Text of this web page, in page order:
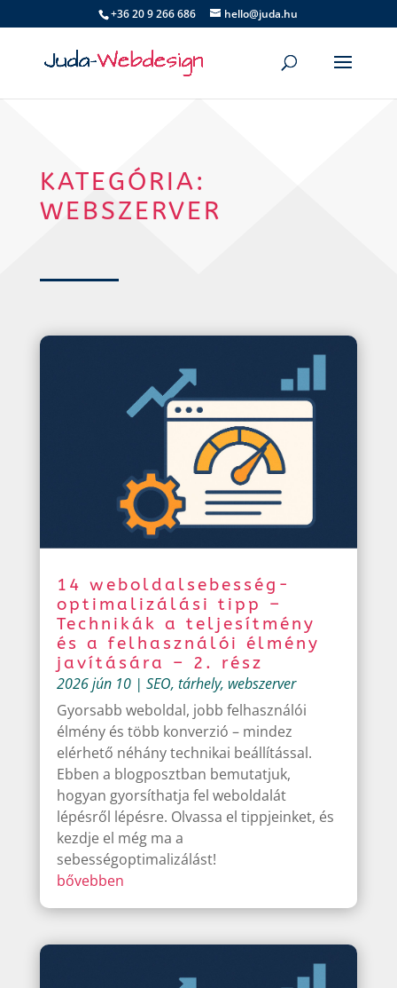
+36 20 9 266 686 hello@juda.hu
KATEGÓRIA:
WEBSZERVER
14 weboldalsebesség-
optimalizálási tipp –
Technikák a teljesítmény
és a felhasználói élmény
javítására – 2. rész
2026 jún 10| SEO, tárhely, webszerver
Gyorsabb weboldal, jobb felhasználói
élmény és több konverzió – mindez
elérhető néhány technikai beállítással.
Ebben a blogposztban bemutatjuk,
hogyan gyorsíthatja fel weboldalát
lépésről lépésre. Olvassa el tippjeinket, és
kezdje el még ma a
sebességoptimalizálást!
bővebben